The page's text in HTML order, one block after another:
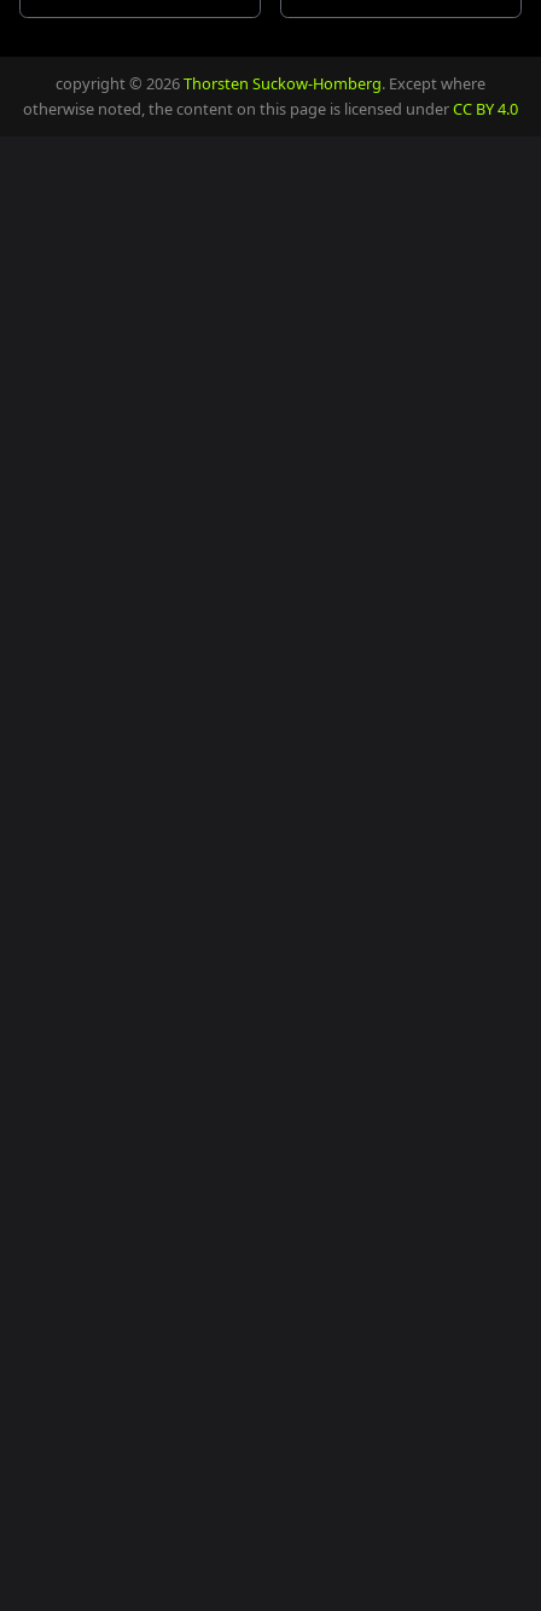
copyright © 2026Thorsten Suckow-Homberg. Except where
otherwise noted, the content on this page is licensed underCC BY 4.0